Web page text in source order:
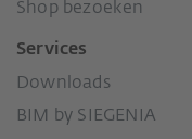
Shop bezoeken
Services
Downloads
BIM by SIEGENIA